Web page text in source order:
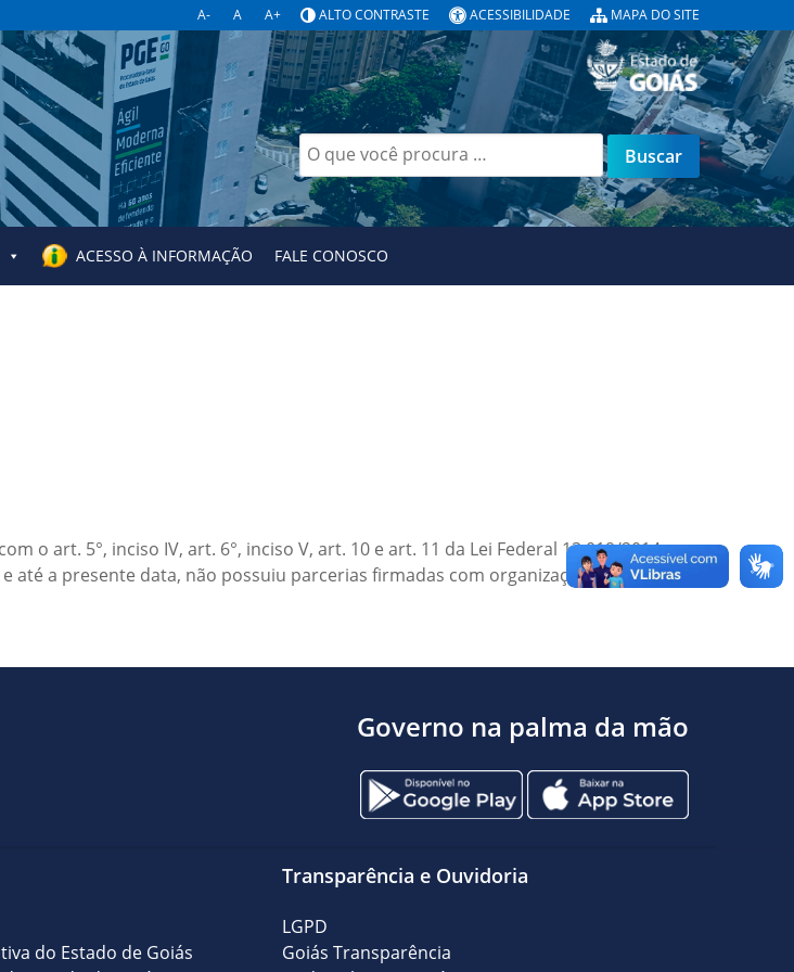
A- A A+ ALTO CONTRASTE ACESSIBILIDADE MAPA DO SITE
Buscar
por:
ACESSO À INFORMAÇÃO FALE CONOSCO
o art. 5°, inciso IV, art. 6°, inciso V, art. 10 e art. 11 da Lei Federal 13.019/2014, a
até a presente data, não possuiu parcerias firmadas com organizações da
Governo na palma da mão
do Estado de Goiás
Transparência e Ouvidoria
LGPD
Goiás Transparência